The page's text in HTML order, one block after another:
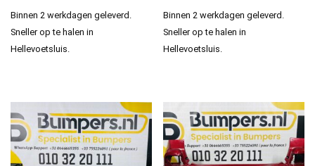
Binnen 2 werkdagen geleverd.
Sneller op te halen in
Hellevoetsluis.
Binnen 2 werkdagen geleverd.
Sneller op te halen in
Hellevoetsluis.